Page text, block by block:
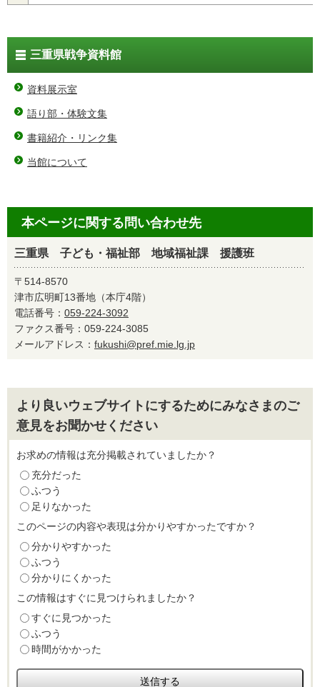
三重県戦争資料館
資料展示室
語り部・体験文集
書籍紹介・リンク集
当館について
本ページに関する問い合わせ先
三重県 子ども・福祉部 地域福祉課 援護班
〒514-8570
津市広明町13番地（本庁4階）
電話番号： 059-224-3092
ファクス番号：059-224-3085
メールアドレス： fukushi@pref.mie.lg.jp
より良いウェブサイトにするためにみなさまのご
意見をお聞かせください
お求めの情報は充分掲載されていましたか？
充分だった
ふつう
足りなかった
このページの内容や表現は分かりやすかったですか？
分かりやすかった
ふつう
分かりにくかった
この情報はすぐに見つけられましたか？
すぐに見つかった
ふつう
時間がかかった